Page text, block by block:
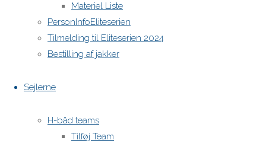
Materiel Liste
PersonInfoEliteserien
Tilmelding til Eliteserien 2024
Bestilling af jakker
Sejlerne
H-båd teams
Tilføj Team